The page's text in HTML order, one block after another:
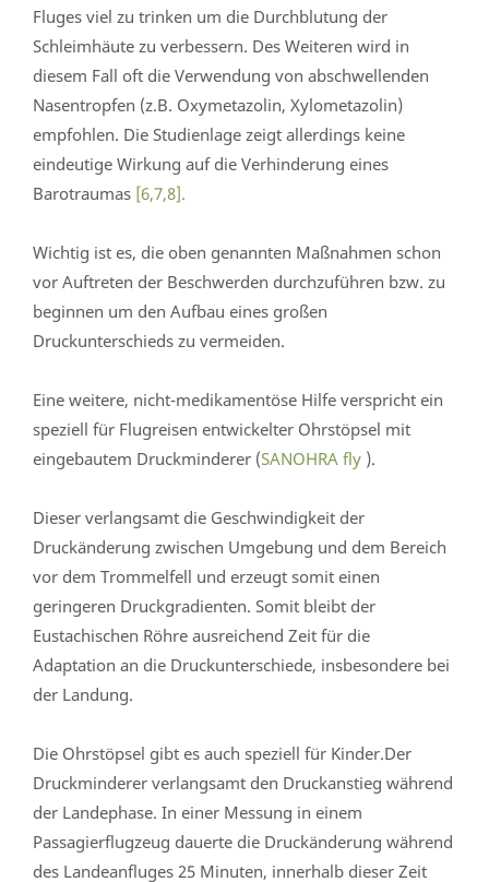
Fluges viel zu trinken um die Durchblutung der
Schleimhäute zu verbessern. Des Weiteren wird in
diesem Fall oft die Verwendung von abschwellenden
Nasentropfen (z.B. Oxymetazolin, Xylometazolin)
empfohlen. Die Studienlage zeigt allerdings keine
eindeutige Wirkung auf die Verhinderung eines
Barotraumas [6,7,8].
Wichtig ist es, die oben genannten Maßnahmen schon
vor Auftreten der Beschwerden durchzuführen bzw. zu
beginnen um den Aufbau eines großen
Druckunterschieds zu vermeiden.
Eine weitere, nicht-medikamentöse Hilfe verspricht ein
speziell für Flugreisen entwickelter Ohrstöpsel mit
eingebautem Druckminderer (SANOHRA fly ).
Dieser verlangsamt die Geschwindigkeit der
Druckänderung zwischen Umgebung und dem Bereich
vor dem Trommelfell und erzeugt somit einen
geringeren Druckgradienten. Somit bleibt der
Eustachischen Röhre ausreichend Zeit für die
Adaptation an die Druckunterschiede, insbesondere bei
der Landung.
Die Ohrstöpsel gibt es auch speziell für Kinder.Der
Druckminderer verlangsamt den Druckanstieg während
der Landephase. In einer Messung in einem
Passagierflugzeug dauerte die Druckänderung während
des Landeanfluges 25 Minuten, innerhalb dieser Zeit